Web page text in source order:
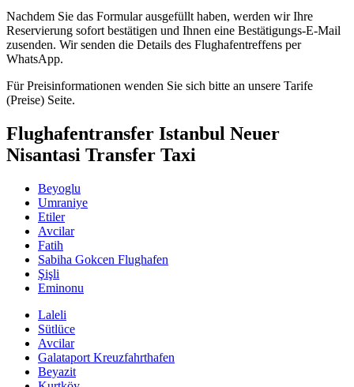
Nachdem Sie das Formular ausgefüllt haben, werden wir Ihre
Reservierung sofort bestätigen und Ihnen eine Bestätigungs-E-Mail
zusenden. Wir senden die Details des Flughafentreffens per
WhatsApp.
Für Preisinformationen wenden Sie sich bitte an unsere Tarife
(Preise) Seite.
Flughafentransfer Istanbul Neuer
Nisantasi Transfer Taxi
Beyoglu
Umraniye
Etiler
Avcilar
Fatih
Sabiha Gokcen Flughafen
Şişli
Eminonu
Laleli
Sütlüce
Avcilar
Galataport Kreuzfahrthafen
Beyazit